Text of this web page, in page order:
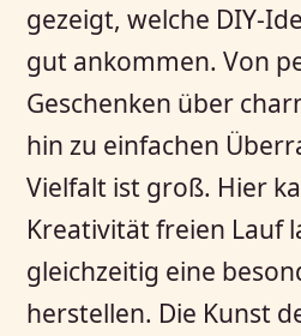
gezeigt, welche DIY-
gut ankommen. Von
Geschenken über
hin zu einfachen
Vielfalt ist groß. Hier
Kreativität freien Lauf
gleichzeitig eine
herstellen. Die Kunst